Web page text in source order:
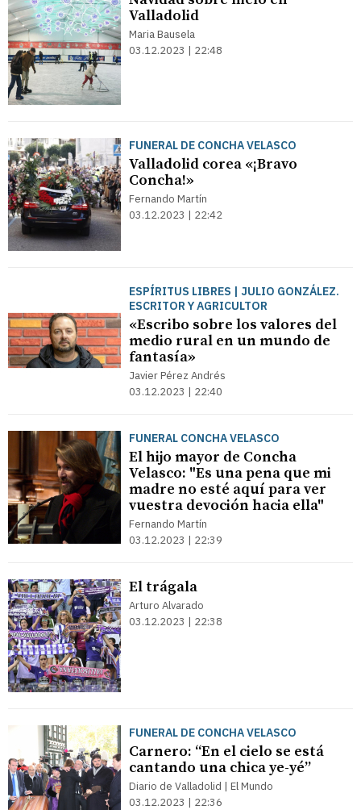
Valladolid
Maria Bausela
03.12.2023 | 22:48
FUNERAL DE CONCHA VELASCO
Valladolid corea «¡Bravo
Concha!»
Fernando Martín
03.12.2023 | 22:42
ESPÍRITUS LIBRES | JULIO GONZÁLEZ.
ESCRITOR Y AGRICULTOR
«Escribo sobre los valores del
medio rural en un mundo de
fantasía»
Javier Pérez Andrés
03.12.2023 | 22:40
FUNERAL CONCHA VELASCO
El hijo mayor de Concha
Velasco: "Es una pena que mi
madre no esté aquí para ver
vuestra devoción hacia ella"
Fernando Martín
03.12.2023 | 22:39
El trágala
Arturo Alvarado
03.12.2023 | 22:38
FUNERAL DE CONCHA VELASCO
Carnero: “En el cielo se está
cantando una chica ye-yé”
Diario de Valladolid | El Mundo
03.12.2023 | 22:36